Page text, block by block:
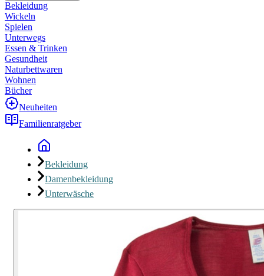
Bekleidung
Wickeln
Spielen
Unterwegs
Essen & Trinken
Gesundheit
Naturbettwaren
Wohnen
Bücher
Neuheiten
Familienratgeber
Bekleidung
Damenbekleidung
Unterwäsche